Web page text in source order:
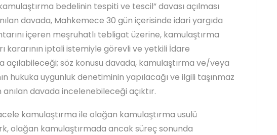
bedelinin tespiti ve tescil” davası açılması
davada, Mahkemece 30 gün içerisinde idari yargıda
içeren meşruhatlı tebligat üzerine, kamulaştırma
kararının iptali istemiyle görevli ve yetkili İdare
açılabileceği; söz konusu davada, kamulaştırma ve/veya
hukuka uygunluk denetiminin yapılacağı ve ilgili taşınmaz
anılan davada incelenebileceği açıktır.
kamulaştırma ile olağan kamulaştırma usulü
olağan kamulaştırmada ancak süreç sonunda